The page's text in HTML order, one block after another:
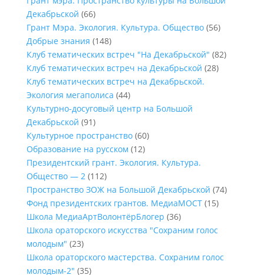
Декабрьской (66)
Грант Мэра. Экология. Культура. Общество(56)
Добрые знания (148)
Клуб тематических встреч "На Декабрьской" (82)
Клуб тематических встреч на Декабрьской (28)
Клуб тематических встреч на Декабрьской.
Экология мегаполиса (44)
Культурно-досуговый центр на Большой
Декабрьской (91)
Культурное пространство(60)
Образование на русском (12)
Президентский грант. Экология. Культура.
Общество — 2(112)
Пространство ЗОЖ на Большой Декабрьской (74)
Фонд президентских грантов. МедиаМОСТ(15)
Школа МедиаАртВолонтёрБлогер (36)
Школа ораторского искусства "Сохраним голос
молодым" (23)
Школа ораторского мастерства. Сохраним голос
молодым-2" (35)